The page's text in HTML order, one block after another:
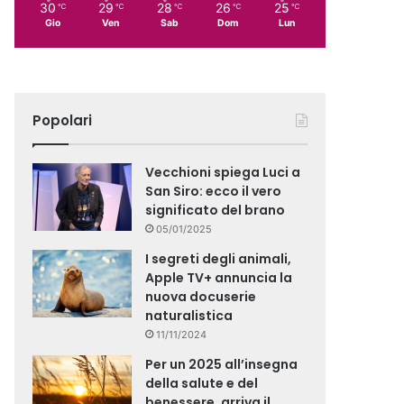
30 ℃
Gio
29 ℃
Ven
28 ℃
Sab
26 ℃
Dom
25 ℃
Lun
Popolari
Vecchioni spiega Luci a
San Siro: ecco il vero
significato del brano
05/01/2025
I segreti degli animali,
Apple TV+ annuncia la
nuova docuserie
naturalistica
11/11/2024
Per un 2025 all’insegna
della salute e del